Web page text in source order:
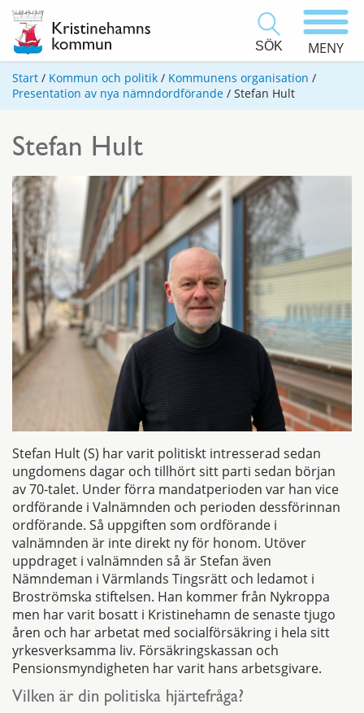
SÖK MENY
Start / Kommun och politik / Kommunens organisation /
Presentation av nya nämndordförande / Stefan Hult
Stefan Hult
Stefan Hult (S) har varit politiskt intresserad sedan
ungdomens dagar och tillhört sitt parti sedan början
av 70-talet. Under förra mandatperioden var han vice
ordförande i Valnämnden och perioden dessförinnan
ordförande. Så uppgiften som ordförande i
valnämnden är inte direkt ny för honom. Utöver
uppdraget i valnämnden så är Stefan även
Nämndeman i Värmlands Tingsrätt och ledamot i
Broströmska stiftelsen. Han kommer från Nykroppa
men har varit bosatt i Kristinehamn de senaste tjugo
åren och har arbetat med socialförsäkring i hela sitt
yrkesverksamma liv. Försäkringskassan och
Pensionsmyndigheten har varit hans arbetsgivare.
Vilken är din politiska hjärtefråga?